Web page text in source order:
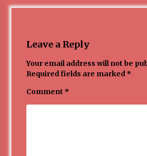
Leave a Reply
Your email address will not be
Required fields are marked *
Comment *